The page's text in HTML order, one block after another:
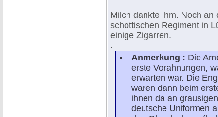
Milch dankte ihm. Noch an
schottischen Regiment in
einige Zigarren.
.
Anmerkung : Die
erste Vorahnungen,
erwarten war. Die
waren dann beim
ihnen da an
deutsche Uniformen